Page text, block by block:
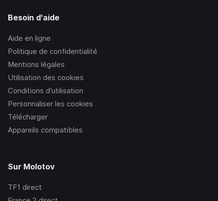
Besoin d'aide
Aide en ligne
Politique de confidentialité
Mentions légales
Utilisation des cookies
Conditions d’utilisation
Personnaliser les cookies
Télécharger
Appareils compatibles
Sur Molotov
TF1 direct